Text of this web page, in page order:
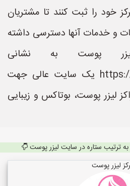
خود را ثبت کنند تا مشتریان
و خدمات آنها دسترسی داشته
پوست به نشانی
https://www.LeyzerPost.ir یک سایت عالی جهت
لیزر پوست، بوتاکس و زیبایی
ترتیب ستاره در سایت لیزر پوست
لیزر پوست